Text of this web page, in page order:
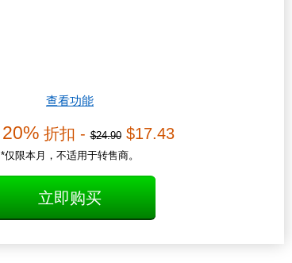
查看功能
20%折扣 -$24.90$17.43
*仅限本月，不适用于转售商。
立即购买